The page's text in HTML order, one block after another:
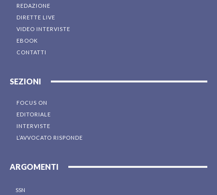
REDAZIONE
DIRETTE LIVE
VIDEO INTERVISTE
EBOOK
CONTATTI
SEZIONI
FOCUS ON
EDITORIALE
INTERVISTE
L’AVVOCATO RISPONDE
ARGOMENTI
SSN